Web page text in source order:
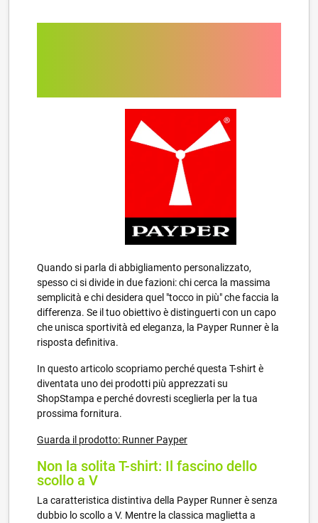
Quando si parla di abbigliamento personalizzato,
spesso ci si divide in due fazioni: chi cerca la massima
semplicità e chi desidera quel "tocco in più" che faccia la
differenza. Se il tuo obiettivo è distinguerti con un capo
che unisca sportività ed eleganza, la Payper Runner è la
risposta definitiva.
In questo articolo scopriamo perché questa T-shirt è
diventata uno dei prodotti più apprezzati su
ShopStampa e perché dovresti sceglierla per la tua
prossima fornitura.
Guarda il prodotto: Runner Payper
Non la solita T-shirt: Il fascino dello
scollo a V
La caratteristica distintiva della Payper Runner è senza
dubbio lo scollo a V. Mentre la classica maglietta a